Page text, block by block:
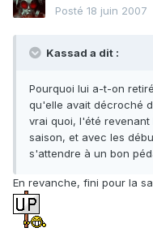
Posté 18 juin 2007
Kassad a dit :
Pourquoi lui a-t-on
qu'elle avait décroché
vrai quoi, l'été
saison, et avec les
s'attendre à un bon
En revanche, fini pour la